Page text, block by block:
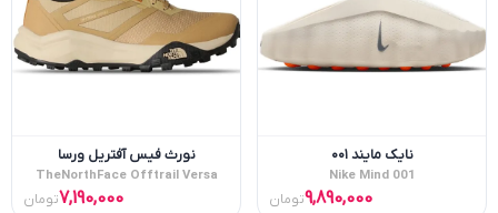
نایک مایند ۰۰۱
Nike Mind 001
9,890,000تومان
نورث فیس آفتریل ورسا
TheNorthFace Offtrail Versa
7,190,000تومان